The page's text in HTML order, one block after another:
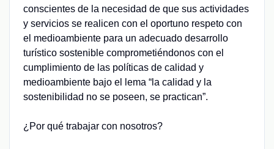
conscientes de la necesidad de que sus actividades
y servicios se realicen con el oportuno respeto con
el medioambiente para un adecuado desarrollo
turístico sostenible comprometiéndonos con el
cumplimiento de las políticas de calidad y
medioambiente bajo el lema “la calidad y la
sostenibilidad no se poseen, se practican”.
¿Por qué trabajar con nosotros?